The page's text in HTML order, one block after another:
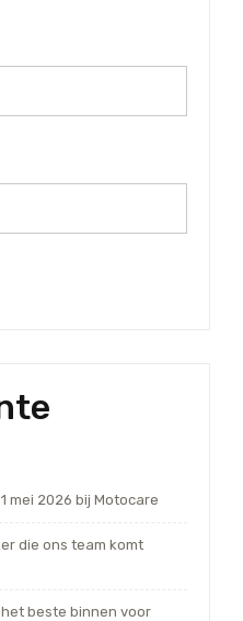
mei 2026 bij Motocare
die ons team komt
beste binnen voor